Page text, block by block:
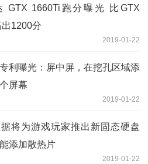
GTX 1660Ti跑分曝光 比GTX
1200分
2019-01-22
利曝光：屏中屏，在挖孔区域添
屏幕
2019-01-22
将为游戏玩家推出新固态硬盘
添加散热片
2019-01-22